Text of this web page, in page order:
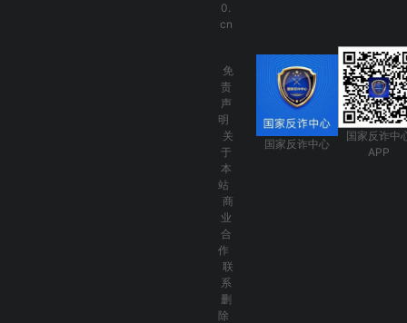
0.
cn
免
责
声
明
关
于
本
站
商
业
合
作
联
系
删
除
国家反诈中心
国家反诈中
APP